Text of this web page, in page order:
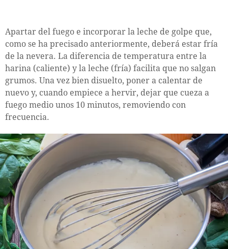
Apartar del fuego e incorporar la leche de golpe que,
como se ha precisado anteriormente, deberá estar fría
de la nevera. La diferencia de temperatura entre la
harina (caliente) y la leche (fría) facilita que no salgan
grumos. Una vez bien disuelto, poner a calentar de
nuevo y, cuando empiece a hervir, dejar que cueza a
fuego medio unos 10 minutos, removiendo con
frecuencia.